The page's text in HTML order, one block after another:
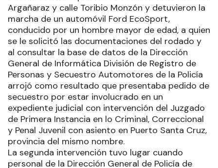
Argañaraz y calle Toribio Monzón y detuvieron la
marcha de un automóvil Ford EcoSport,
conducido por un hombre mayor de edad, a quien
se le solicitó las documentaciones del rodado y
al consultar la base de datos de la Dirección
General de Informática División de Registro de
Personas y Secuestro Automotores de la Policía
arrojó como resultado que presentaba pedido de
secuestro por estar involucrado en un
expediente judicial con intervención del Juzgado
de Primera Instancia en lo Criminal, Correccional
y Penal Juvenil con asiento en Puerto Santa Cruz,
provincia del mismo nombre.
La segunda intervención tuvo lugar cuando
personal de la Dirección General de Policía de